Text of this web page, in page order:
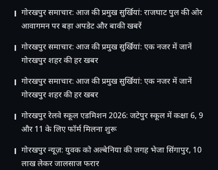
गोरखपुर समाचार: आज की प्रमुख सुर्खियां: राजघाट पुल की ओर
आवागमन पर बड़ा अपडेट और बाकी खबरें
गोरखपुर समाचार: आज की प्रमुख सुर्खियां: एक नजर में जानें
गोरखपुर शहर की हर खबर
गोरखपुर समाचार: आज की प्रमुख सुर्खियां: एक नजर में जानें
गोरखपुर शहर की हर खबर
गोरखपुर रेलवे स्कूल एडमिशन 2026: जटेपुर स्कूल में कक्षा 6, 9
और 11 के लिए फॉर्म मिलना शुरू
गोरखपुर न्यूज़: युवक को अल्बेनिया की जगह भेजा सिंगापुर, 10
लाख लेकर जालसाज फरार